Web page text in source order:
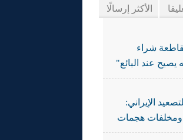
الأكثر إرسالًا
شراء
عند البائع"
الإيراني:
ومخلفات هجمات